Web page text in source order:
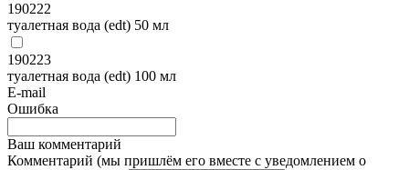
190222
туалетная вода (edt) 50 мл
190223
туалетная вода (edt) 100 мл
E-mail
Ошибка
Ваш комментарий
Комментарий (мы пришлём его вместе с уведомлением о